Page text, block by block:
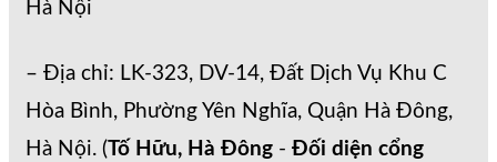
Hà Nội
– Địa chỉ: LK-323, DV-14, Đất Dịch Vụ Khu C
Hòa Bình, Phường Yên Nghĩa, Quận Hà Đông,
Hà Nội. ( Tố Hữu, Hà Đông - Đối diện cổng